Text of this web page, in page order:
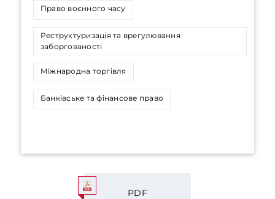
Право воєнного часу
Реструктуризація та врегулювання
заборгованості
Міжнародна торгівля
Банківське та фінансове право
PDF